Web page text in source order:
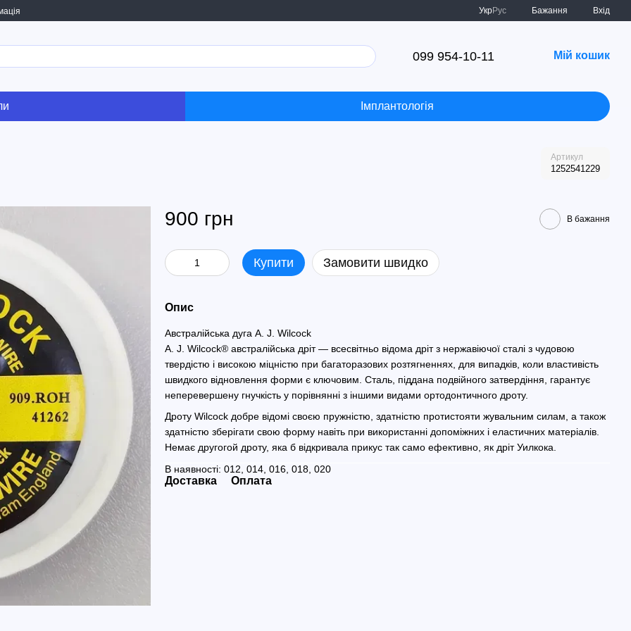
УкрРус Бажання Вхід
099 954-10-11 Мій кошик
Імплантологія
Артикул
1252541229
900 грн В бажання
Купити Замовити швидко
Опис
Австралійська дуга A. J. Wilcock
A. J. Wilcock® австралійська дріт — всесвітньо відома дріт з нержавіючої сталі з чудовою
твердістю і високою міцністю при багаторазових розтягненнях, для випадків, коли властивість
швидкого відновлення форми є ключовим. Сталь, піддана подвійного затвердіння, гарантує
неперевершену гнучкість у порівнянні з іншими видами ортодонтичного дроту.
Дроту Wilcock добре відомі своєю пружністю, здатністю протистояти жувальним силам, а також
здатністю зберігати свою форму навіть при використанні допоміжних і еластичних матеріалів.
Немає другогой дроту, яка б відкривала прикус так само ефективно, як дріт Уилкока.
В наявності: 012, 014, 016, 018, 020
Доставка Оплата